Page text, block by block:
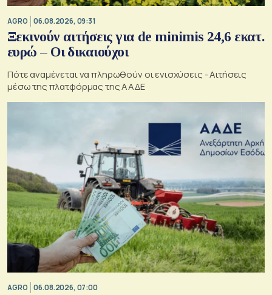
AGRO 06.08.2026, 09:31
Ξεκινούν αιτήσεις για de minimis 24,6 εκατ.
ευρώ – Οι δικαιούχοι
Πότε αναμένεται να πληρωθούν οι ενισχύσεις - Αιτήσεις
μέσω της πλατφόρμας της ΑΑΔΕ
AGRO 06.08.2026, 07:00